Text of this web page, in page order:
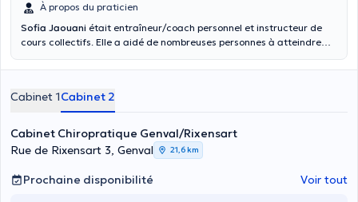
À propos du praticien
Sofia Jaouani était entraîneur/coach personnel et instructeur de
cours collectifs. Elle a aidé de nombreuses personnes à atteindre
sur le corps humain et son fonctionnement. Par conséquent, elle est
Langues: Français, Anglais, Néerlandais
Cabinet 1Cabinet 2
Cabinet Chiropratique Genval/Rixensart
Rue de Rixensart 3, Genval
21,6 km
Prochaine disponibilité Voir tout